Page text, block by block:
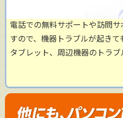
電話での無料サポートや訪問
すので、機器トラブルが起き
タブレット、周辺機器のトラブ